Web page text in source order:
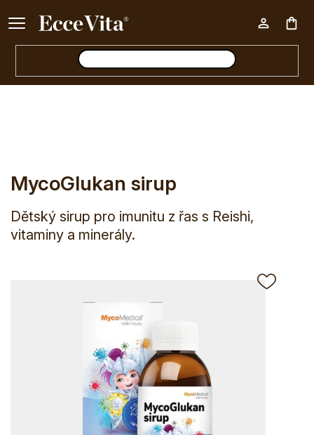
Ke každému nákupu nad 500 Kč dárek zdarma 📦
E-shop MycoGlukan sirup
MycoGlukan sirup
Dětský sirup pro imunitu z řas s Reishi,
vitaminy a minerály.